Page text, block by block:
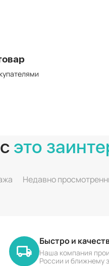
это
Недавно
Быстро и
Наша компания
России и ближнему